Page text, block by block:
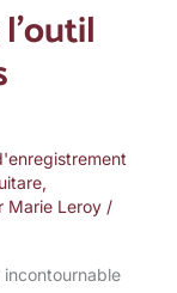
,
Marie Leroy /